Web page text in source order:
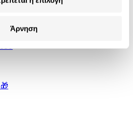
Άρνηση